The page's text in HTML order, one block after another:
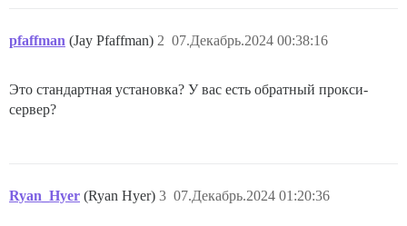
pfaffman (Jay Pfaffman) 07.Декабрь.2024 00:38:16
2
Это стандартная установка? У вас есть обратный прокси-
сервер?
Ryan_Hyer (Ryan Hyer) 07.Декабрь.2024 01:20:36
3